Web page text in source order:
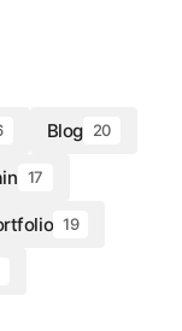
Blog 20
17
19